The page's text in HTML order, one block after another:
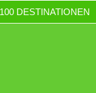
100 DESTINATIONEN